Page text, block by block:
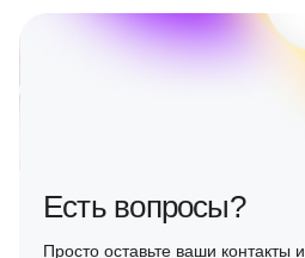
Есть вопросы?
Просто оставьте ваши контакты и